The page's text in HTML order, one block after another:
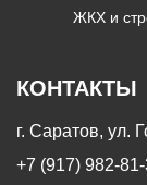
ЖКХ и
КОНТАКТЫ
г. Саратов, ул.
+7 (917) 982-